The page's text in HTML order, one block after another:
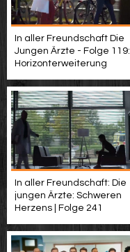
In aller Freundschaft Die
Jungen Ärzte - Folge 119:
Horizonterweiterung
In aller Freundschaft: Die
jungen Ärzte: Schweren
Herzens | Folge 241